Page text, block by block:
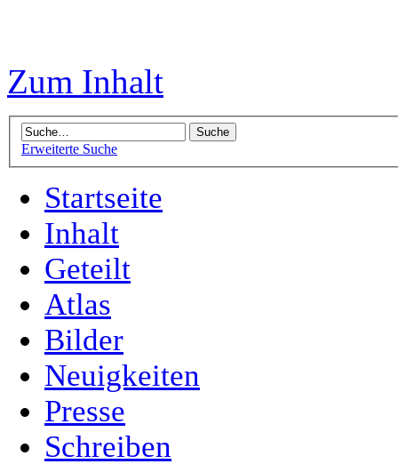
Zum Inhalt
Erweiterte Suche
Startseite
Inhalt
Geteilt
Atlas
Bilder
Neuigkeiten
Presse
Schreiben